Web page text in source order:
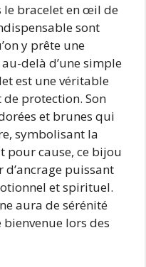
le bracelet en œil de
sont
y prête une
delà d’une simple
est une véritable
de protection. Son
et brunes qui
symbolisant la
pour cause, ce bijou
puissant
et spirituel.
aura de sérénité
lors des